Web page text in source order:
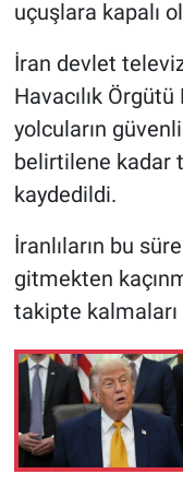
uçuşlara kapalı
İran devlet
Havacılık
yolcuların
belirtilene kadar
kaydedildi.
İranlıların bu
gitmekten
takipte
Gündem Özel
Günün
Haber
Kimdir
Kültür Sanat
Ne demişti